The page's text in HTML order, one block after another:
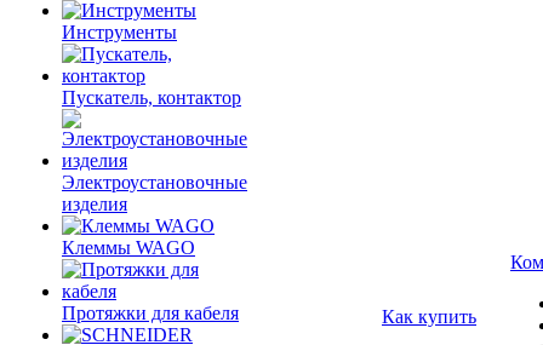
Инструменты
Пускатель, контактор
Электроустановочные
изделия
Клеммы WAGO
Протяжки для кабеля
Как купить